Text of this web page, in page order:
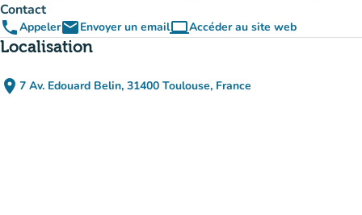
Contact
phoneAppeleremailEnvoyer un emailcomputerAccéder au site web
(nouvel onglet)
Localisation
place 7 Av. Edouard Belin, 31400 Toulouse, France
(ouvrir dans Google Maps)
(nouvel onglet)